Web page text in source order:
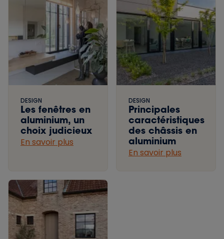
DESIGN
Les fenêtres en
aluminium, un
choix judicieux
En savoir plus
DESIGN
Principales
caractéristiques
des châssis en
aluminium
En savoir plus